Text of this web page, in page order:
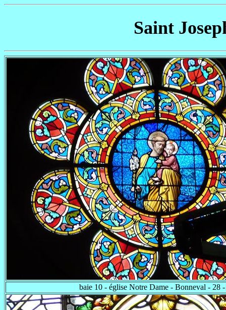
Saint
baie 10 - église Notre Dame - Bonneval - 28